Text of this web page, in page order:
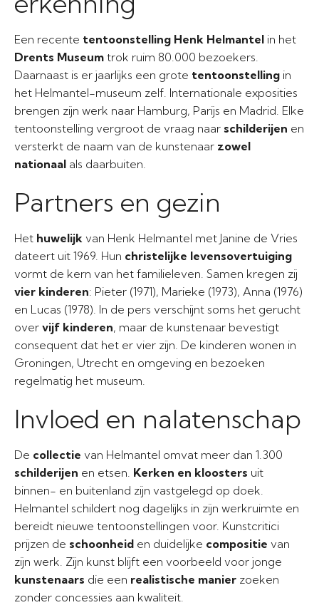
Een recente tentoonstelling Henk Helmantel in het
Drents Museum trok ruim 80.000 bezoekers.
Daarnaast is er jaarlijks een grote tentoonstelling in
het Helmantel-museum zelf. Internationale exposities
brengen zijn werk naar Hamburg, Parijs en Madrid. Elke
tentoonstelling vergroot de vraag naar schilderijen en
versterkt de naam van de kunstenaar zowel
nationaal als daarbuiten.
Partners en gezin
Het huwelijk van Henk Helmantel met Janine de Vries
dateert uit 1969. Hun christelijke levensovertuiging
vormt de kern van het familieleven. Samen kregen zij
vier kinderen: Pieter (1971), Marieke (1973), Anna (1976)
en Lucas (1978). In de pers verschijnt soms het gerucht
over vijf kinderen, maar de kunstenaar bevestigt
consequent dat het er vier zijn. De kinderen wonen in
Groningen, Utrecht en omgeving en bezoeken
regelmatig het museum.
Invloed en nalatenschap
De collectie van Helmantel omvat meer dan 1.300
schilderijen en etsen. Kerken en kloosters uit
binnen- en buitenland zijn vastgelegd op doek.
Helmantel schildert nog dagelijks in zijn werkruimte en
bereidt nieuwe tentoonstellingen voor. Kunstcritici
prijzen de schoonheid en duidelijke compositie van
zijn werk. Zijn kunst blijft een voorbeeld voor jonge
kunstenaars die een realistische manier zoeken
zonder concessies aan kwaliteit.